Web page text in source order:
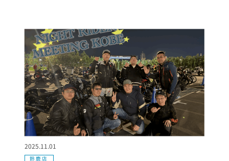
2025.11.01
鈴鹿店